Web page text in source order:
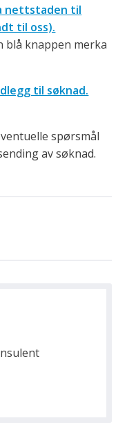
nettstaden til
til oss).
blå knappen merka
til søknad.
spørsmål
av søknad.